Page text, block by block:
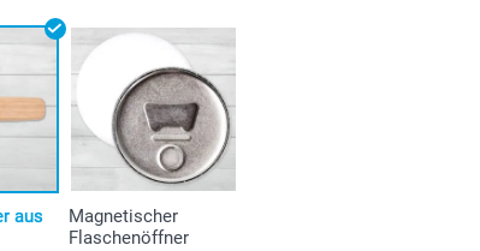
aus
Magnetischer
Flaschenöffner